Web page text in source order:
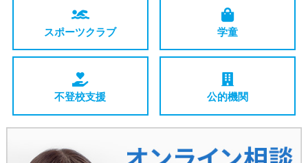
スポーツクラブ 学童
不登校支援 公的機関